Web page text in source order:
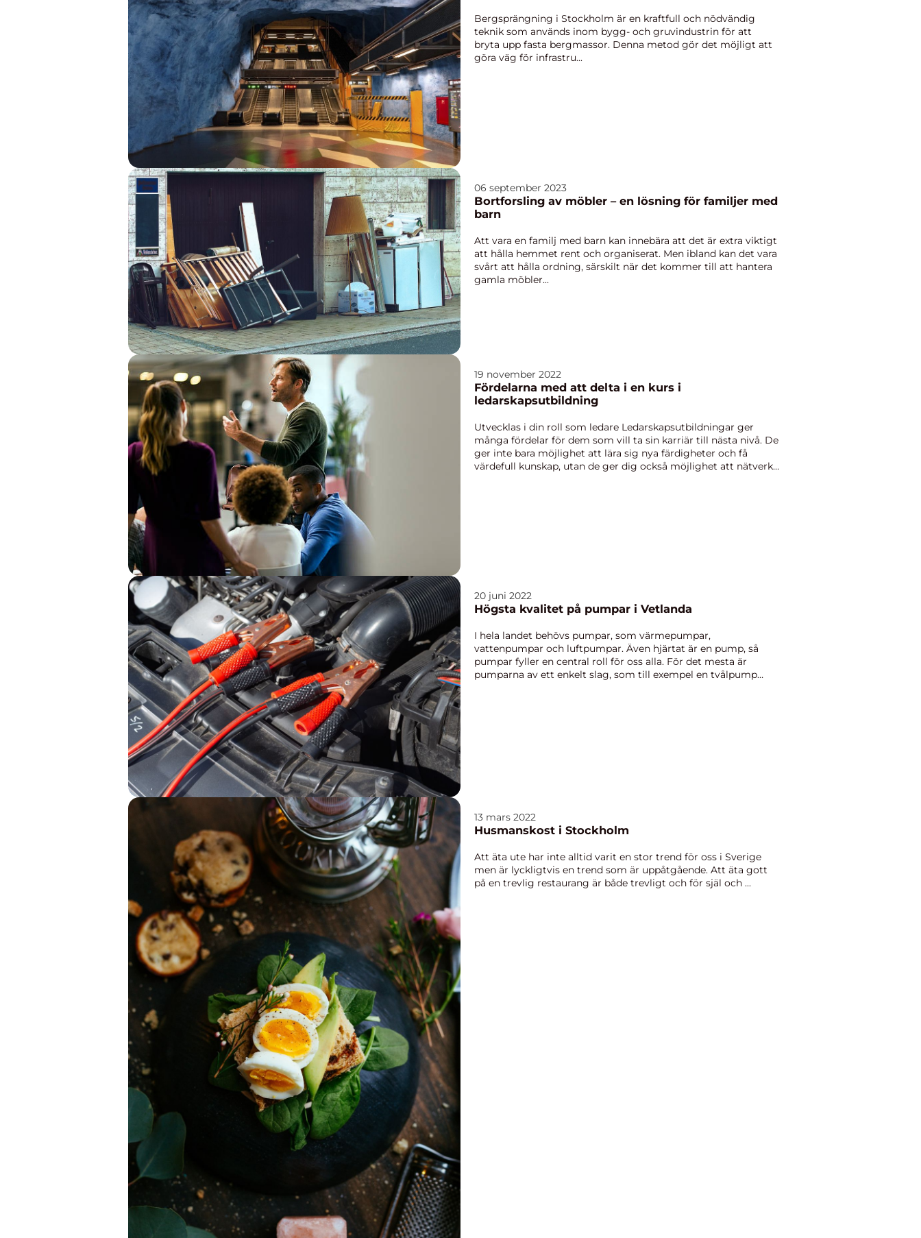
Bergsprängning i Stockholm är en kraftfull och nödvändig
teknik som används inom bygg- och gruvindustrin för att
bryta upp fasta bergmassor. Denna metod gör det möjligt att
göra väg för infrastru...
06 september 2023
Bortforsling av möbler – en lösning för familjer med
barn
Att vara en familj med barn kan innebära att det är extra viktigt
att hålla hemmet rent och organiserat. Men ibland kan det vara
svårt att hålla ordning, särskilt när det kommer till att hantera
gamla möbler...
19 november 2022
Fördelarna med att delta i en kurs i
ledarskapsutbildning
Utvecklas i din roll som ledare Ledarskapsutbildningar ger
många fördelar för dem som vill ta sin karriär till nästa nivå. De
ger inte bara möjlighet att lära sig nya färdigheter och få
värdefull kunskap, utan de ger dig också möjlighet att nätverka
20 juni 2022
Högsta kvalitet på pumpar i Vetlanda
I hela landet behövs pumpar, som värmepumpar,
vattenpumpar och luftpumpar. Även hjärtat är en pump, så
pumpar fyller en central roll för oss alla. För det mesta är
pumparna av ett enkelt slag, som till exempel en tvålpump
13 mars 2022
Husmanskost i Stockholm
Att äta ute har inte alltid varit en stor trend för oss i Sverige
men är lyckligtvis en trend som är uppåtgående. Att äta gott
på en trevlig restaurang är både trevligt och för själ och ...